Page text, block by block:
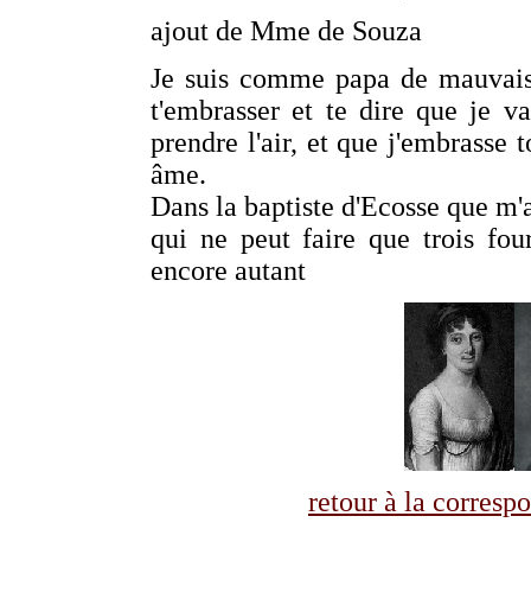
ajout de Mme de Souza
Je suis comme papa de
t'embrasser et te dire que je
prendre l'air, et que j'embrasse
âme.
Dans la baptiste d'Ecosse que
qui ne peut faire que trois
encore autant
retour à la